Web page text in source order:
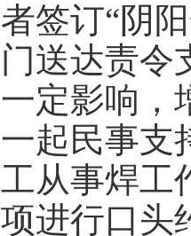
者签订“阴
门送达责令
一定影响，
一起民事支
工从事焊工
项进行口头